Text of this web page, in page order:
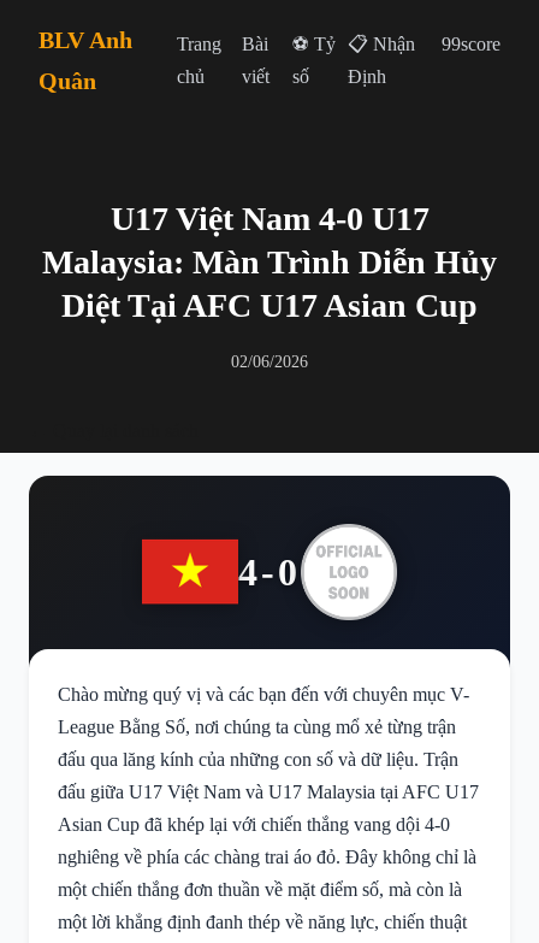
BLV Anh
Quân
Trang
chủ
Bài
viết
⚽ Tỷ
số
📋 Nhận
Định
99score
U17 Việt Nam 4-0 U17
Malaysia: Màn Trình Diễn Hủy
Diệt Tại AFC U17 Asian Cup
02/06/2026
4-0
Chào mừng quý vị và các bạn đến với chuyên mục V-
League Bằng Số, nơi chúng ta cùng mổ xẻ từng trận
đấu qua lăng kính của những con số và dữ liệu. Trận
đấu giữa U17 Việt Nam và U17 Malaysia tại AFC U17
Asian Cup đã khép lại với chiến thắng vang dội 4-0
nghiêng về phía các chàng trai áo đỏ. Đây không chỉ là
một chiến thắng đơn thuần về mặt điểm số, mà còn là
một lời khẳng định đanh thép về năng lực, chiến thuật